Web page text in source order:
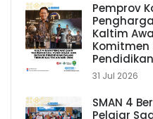
Pemprov
Kaltim
31 Jul 2026
SMAN 4
Pelajar